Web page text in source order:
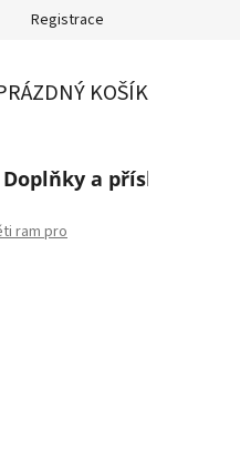
Blog
Registrace
KOŠÍK
Doplňky a příslušenství
ram pro